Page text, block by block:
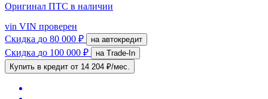
Оригинал ПТС в наличии
vin VIN проверен
Скидка до 80 000 ₽ на автокредит
Скидка до 100 000 ₽
на Trade-In
Купить в кредит от 14 204 ₽/мес.